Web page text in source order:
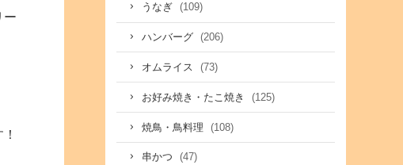
ー
うなぎ (109)
ハンバーグ (206)
オムライス (73)
お好み焼き・たこ焼き (125)
焼鳥・鳥料理 (108)
串かつ (47)